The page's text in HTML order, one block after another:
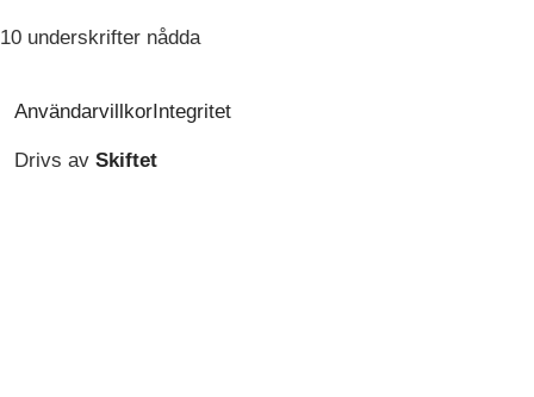
10 underskrifter nådda
AnvändarvillkorIntegritet
Drivs av Skiftet